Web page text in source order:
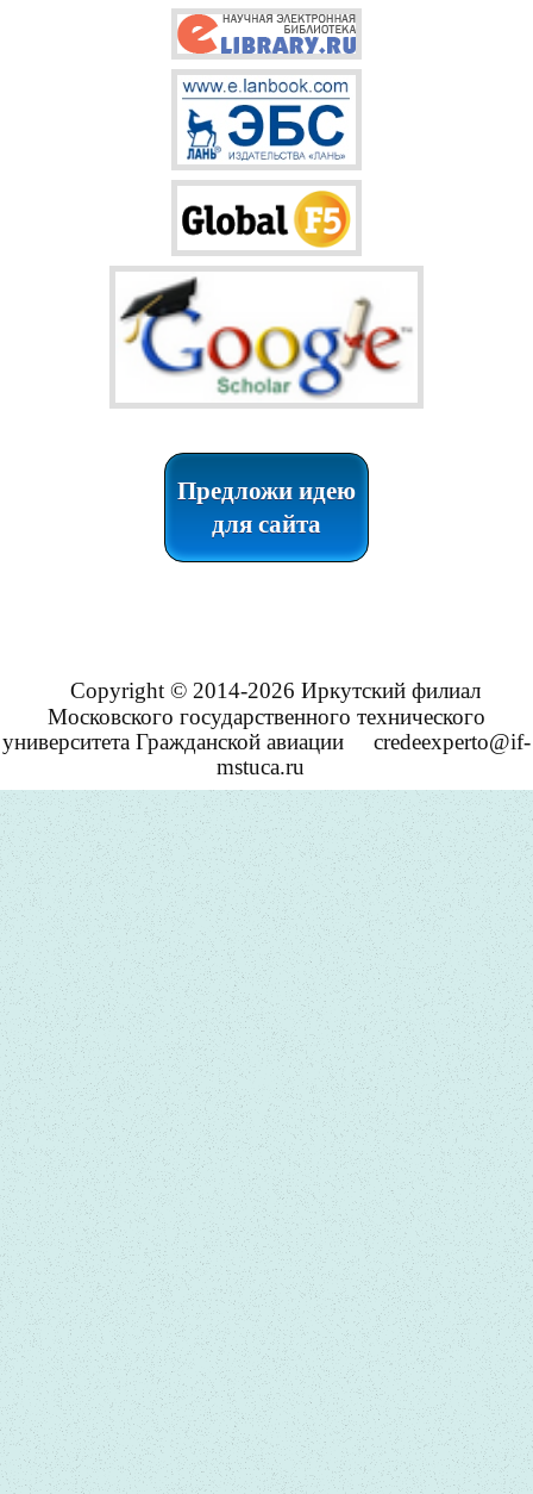
Предложи идею
для сайта
Copyright © 2014-2026 Иркутский филиал
Московского государственного технического
университета Гражданской авиации
credeexperto@if-
mstuca.ru